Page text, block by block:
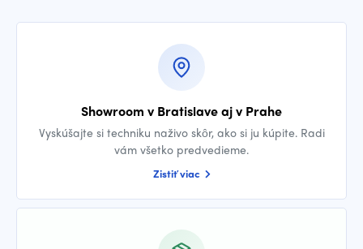
Showroom v Bratislave aj v Prahe
Vyskúšajte si techniku naživo skôr, ako si ju kúpite. Radi
vám všetko predvedieme.
Zistiť viac